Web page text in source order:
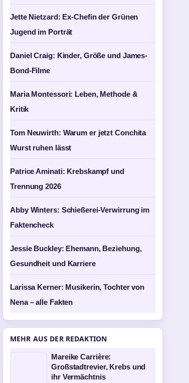
Jette Nietzard: Ex-Chefin der Grünen
Jugend im Porträt
Daniel Craig: Kinder, Größe und James-
Bond-Filme
Maria Montessori: Leben, Methode &
Kritik
Tom Neuwirth: Warum er jetzt Conchita
Wurst ruhen lässt
Patrice Aminati: Krebskampf und
Trennung 2026
Abby Winters: Schießerei-Verwirrung im
Faktencheck
Jessie Buckley: Ehemann, Beziehung,
Gesundheit und Karriere
Larissa Kerner: Musikerin, Tochter von
Nena – alle Fakten
MEHR AUS DER REDAKTION
Mareike Carrière:
Großstadtrevier, Krebs und
ihr Vermächtnis